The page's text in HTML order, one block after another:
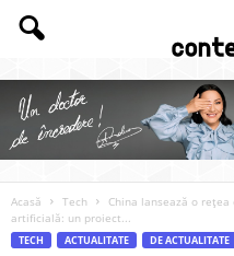
Acasă Tech
China lansează o
artificială: un proiect...
TECH ACTUALITATE DE ACTUALITATE